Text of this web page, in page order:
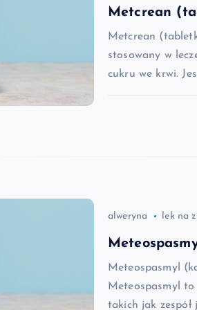
Metcrean
Metcrean
stosowany w
cukru we krwi.
alweryna lek na
Meteospasmyl
Meteospasmyl
takich jak